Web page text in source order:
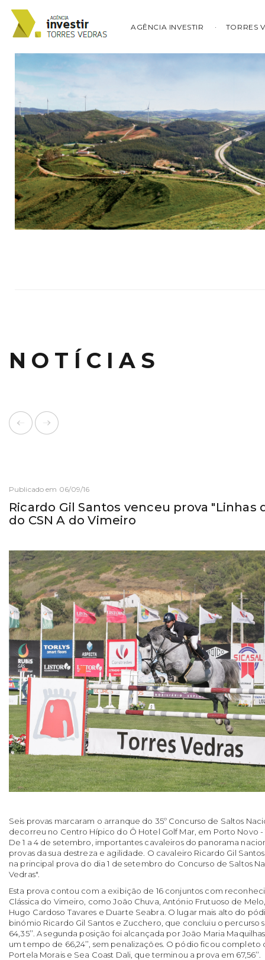
AGÊNCIA INVESTIR TORRES
NOTÍCIAS
Publicado em 06/09/16
Ricardo Gil Santos venceu prova "Linhas
do CSN A do Vimeiro
Seis provas marcaram o arranque do 35º Concurso de Saltos
decorreu no Centro Hípico do Ô Hotel Golf Mar, em Porto Novo -
De 1 a 4 de setembro, importantes cavaleiros do panorama
provas da sua destreza e agilidade. O cavaleiro Ricardo Gil
na principal prova do dia 1 de setembro do Concurso de Saltos
Vedras".
Esta prova contou com a exibição de 16 conjuntos com
Clássica do Vimeiro, como João Chuva, António Frutuoso de
Hugo Cardoso Tavares e Duarte Seabra. O lugar mais alto do
binómio Ricardo Gil Santos e Zucchero, que concluiu o percurso
64,35’’. A segunda posição foi alcançada por João Maria
um tempo de 66,24’’, sem penalizações. O pódio ficou
Portela Morais e Sea Coast Dali, que terminou a prova em 67,56’’.